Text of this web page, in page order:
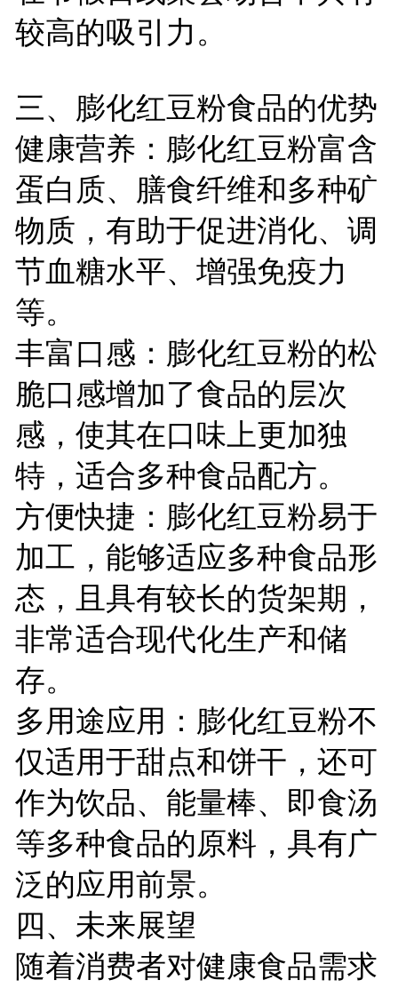
较高的吸引力。
三、膨化红豆粉食品的优势
健康营养：膨化红豆粉富含
蛋白质、膳食纤维和多种矿
物质，有助于促进消化、调
节血糖水平、增强免疫力
等。
丰富口感：膨化红豆粉的松
脆口感增加了食品的层次
感，使其在口味上更加独
特，适合多种食品配方。
方便快捷：膨化红豆粉易于
加工，能够适应多种食品形
态，且具有较长的货架期，
非常适合现代化生产和储
存。
多用途应用：膨化红豆粉不
仅适用于甜点和饼干，还可
作为饮品、能量棒、即食汤
等多种食品的原料，具有广
泛的应用前景。
四、未来展望
随着消费者对健康食品需求